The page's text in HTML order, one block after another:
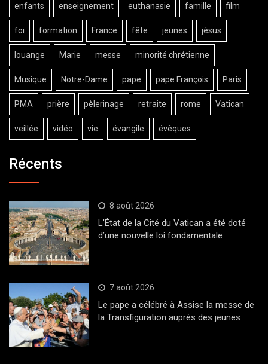
enfants enseignement euthanasie famille film
foi formation France fête jeunes jésus
louange Marie messe minorité chrétienne
Musique Notre-Dame pape pape François Paris
PMA prière pèlerinage retraite rome Vatican
veillée vidéo vie évangile évêques
Récents
8 août 2026
L’État de la Cité du Vatican a été doté
d’une nouvelle loi fondamentale
7 août 2026
Le pape a célébré à Assise la messe de
la Transfiguration auprès des jeunes